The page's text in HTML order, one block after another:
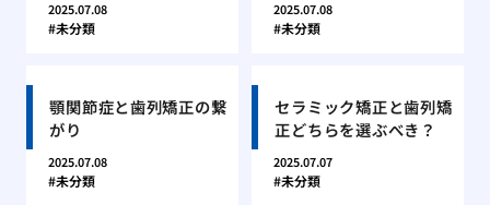
2025.07.08
未分類
2025.07.08
未分類
顎関節症と歯列矯正の繋
がり
2025.07.08
未分類
セラミック矯正と歯列矯
正どちらを選ぶべき？
2025.07.07
未分類